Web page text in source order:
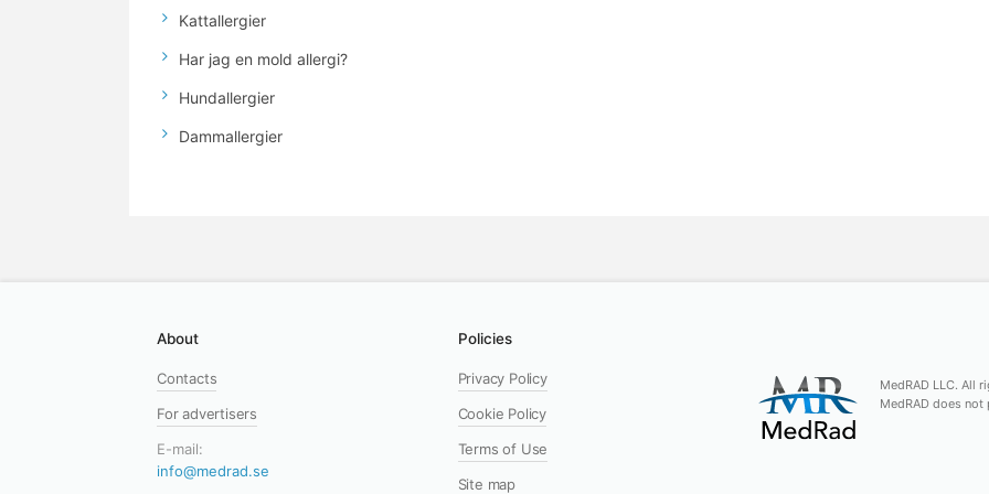
Kattallergier
Har jag en mold allergi?
Hundallergier
Dammallergier
About
Contacts
For advertisers
E-mail:
info@medrad.se
Policies
Privacy Policy
Cookie Policy
Terms of Use
Site map
MedRAD LLC. All
MedRAD does